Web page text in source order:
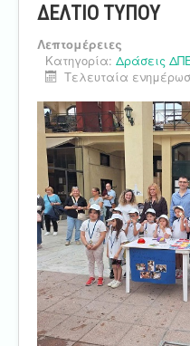
ΔΕΛΤΙΟ ΤΥΠΟΥ
Λεπτομέρειες
Κατηγορία: Δράσεις
Τελευταία